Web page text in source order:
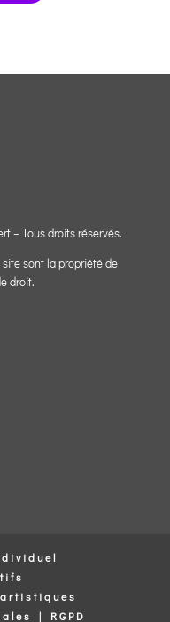
– Tous droits réservés.
sont la propriété de
droit.
| RGPD